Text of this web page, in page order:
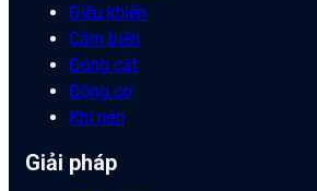
Điều khiển
Cảm biến
Đóng cắt
Động cơ
Khí nén
Giải pháp